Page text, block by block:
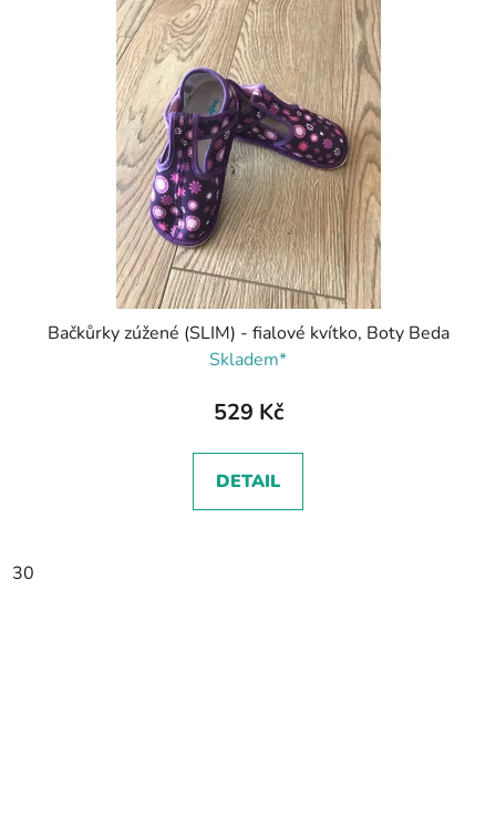
Bačkůrky zúžené (SLIM) - fialové kvítko, Boty Beda
Skladem*
529 Kč
DETAIL
30